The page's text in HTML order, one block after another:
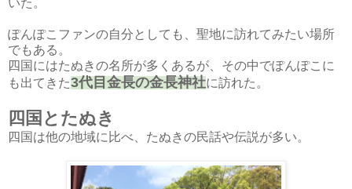
ぽんぽこファンの自分としても、聖地に訪れてみたい場所
でもある。
四国にはたぬきの名所が多くあるが、その中でぽんぽこに
も出てきた3代目金長の金長神社に訪れた。
四国とたぬき
四国は他の地域に比べ、たぬきの民話や伝説が多い。